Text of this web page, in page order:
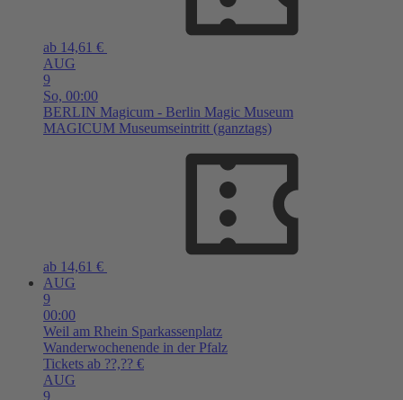
ab 14,61 €
AUG
9
So, 00:00
BERLIN Magicum - Berlin Magic Museum
MAGICUM Museumseintritt (ganztags)
ab 14,61 €
AUG
9
00:00
Weil am Rhein Sparkassenplatz
Wanderwochenende in der Pfalz
Tickets ab ??,?? €
AUG
9